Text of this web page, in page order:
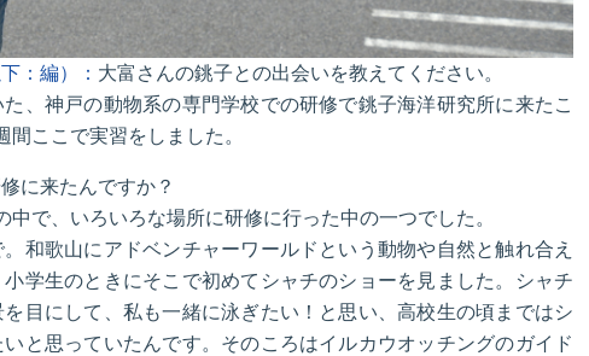
：編）： 大富さんの銚子との出会いを教えてください。
、神戸の動物系の専門学校での研修で銚子海洋研究所に来たこ
ここで実習をしました。
に来たんですか？
中で、いろいろな場所に研修に行った中の一つでした。
和歌山にアドベンチャーワールドという動物や自然と触れ合え
学生のときにそこで初めてシャチのショーを見ました。シャチ
目にして、私も一緒に泳ぎたい！と思い、高校生の頃まではシ
と思っていたんです。そのころはイルカウオッチングのガイド